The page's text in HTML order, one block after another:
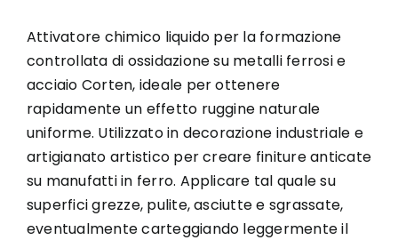
Attivatore chimico liquido per la formazione
controllata di ossidazione su metalli ferrosi e
acciaio Corten, ideale per ottenere
rapidamente un effetto ruggine naturale
uniforme. Utilizzato in decorazione industriale e
artigianato artistico per creare finiture anticate
su manufatti in ferro. Applicare tal quale su
superfici grezze, pulite, asciutte e sgrassate,
eventualmente carteggiando leggermente il